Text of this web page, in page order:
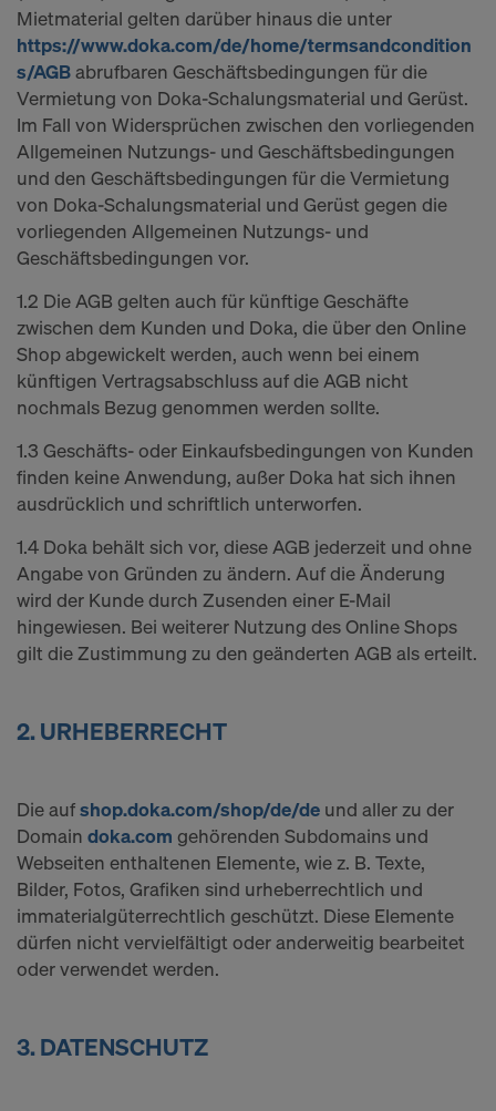
Mietmaterial gelten darüber hinaus die unter
https://www.doka.com/de/home/termsandcondition
s/AGBabrufbaren Geschäftsbedingungen für die
Vermietung von Doka-Schalungsmaterial und Gerüst.
Im Fall von Widersprüchen zwischen den vorliegenden
Allgemeinen Nutzungs- und Geschäftsbedingungen
und den Geschäftsbedingungen für die Vermietung
von Doka-Schalungsmaterial und Gerüst gegen die
vorliegenden Allgemeinen Nutzungs- und
Geschäftsbedingungen vor.
1.2 Die AGB gelten auch für künftige Geschäfte
zwischen dem Kunden und Doka, die über den Online
Shop abgewickelt werden, auch wenn bei einem
künftigen Vertragsabschluss auf die AGB nicht
nochmals Bezug genommen werden sollte.
1.3 Geschäfts- oder Einkaufsbedingungen von Kunden
finden keine Anwendung, außer Doka hat sich ihnen
ausdrücklich und schriftlich unterworfen.
1.4 Doka behält sich vor, diese AGB jederzeit und ohne
Angabe von Gründen zu ändern. Auf die Änderung
wird der Kunde durch Zusenden einer E-Mail
hingewiesen. Bei weiterer Nutzung des Online Shops
gilt die Zustimmung zu den geänderten AGB als erteilt.
2. URHEBERRECHT
Die aufshop.doka.com/shop/de/de und aller zu der
Domain doka.com gehörenden Subdomains und
Webseiten enthaltenen Elemente, wie z. B. Texte,
Bilder, Fotos, Grafiken sind urheberrechtlich und
immaterialgüterrechtlich geschützt. Diese Elemente
dürfen nicht vervielfältigt oder anderweitig bearbeitet
oder verwendet werden.
3. DATENSCHUTZ
decision under Article 45 GDPR or adequate
safeguards under Article 46 GDPR exist, your
consent extends to this as well. In such cases,
there is a risk that your transferred data may be
subject to access by authorities in these third
countries for control and monitoring purposes, and
no effective legal remedies may be available. You
can refuse all cookies requiring consent by clicking
"Decline" or adjust your cookie settings by clicking
onCookie Settingsat the bottom of this website
withdraw your consent at any time without
providing a reason, with future effect, by, for
example, clicking onCookie Settingsat the bottom
of this website.
For more information on our cookies, please refer
to our Privacy Policy
DO YOU CONSENT TO THE USE OF
COOKIES AND THE TRANSFER OF
YOUR PERSONAL DATA TO THE
UNITED STATES OF AMERICA?